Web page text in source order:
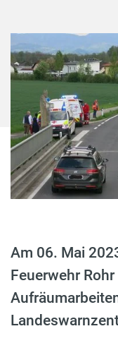
Am 06. Mai
Feuerwehr